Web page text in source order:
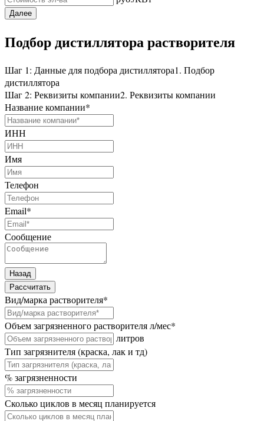
Далее
Подбор дистиллятора растворителя
Шаг 1: Данные для подбора дистиллятора1. Подбор
дистиллятора
Шаг 2: Реквизиты компании2. Реквизиты компании
Название компании*
ИНН
Имя
Телефон
Email*
Сообщение
Назад
Рассчитать
Вид/марка растворителя*
Объем загрязненного растворителя л/мес*
литров
Тип загрязнителя (краска, лак и тд)
% загрязненности
Сколько циклов в месяц планируется